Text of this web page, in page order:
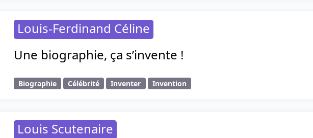
Louis-Ferdinand Céline
Une biographie, ça s’invente !
Biographie Célébrité Inventer Invention
Louis Scutenaire